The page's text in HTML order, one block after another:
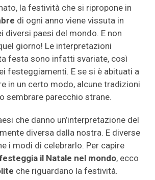
la festività che si ripropone in
di ogni anno viene vissuta in
diversi paesi del mondo. E non
giorno! Le interpretazioni
festa sono infatti svariate, così
festeggiamenti. E se si è abituati a
in un certo modo, alcune tradizioni
sembrare parecchio strane.
che danno un’interpretazione del
diversa dalla nostra. E diverse
i modi di celebrarlo. Per capire
il Natale nel mondo, ecco
che riguardano la festività.